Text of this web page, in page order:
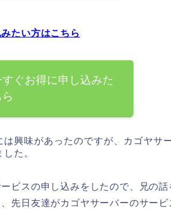
たい方はこちら
ぐお得に申し込みた
興味があったのですが、カゴヤサ
た。
ビスの申し込みをしたので、兄の話
先日友達がカゴヤサーバーのサービ